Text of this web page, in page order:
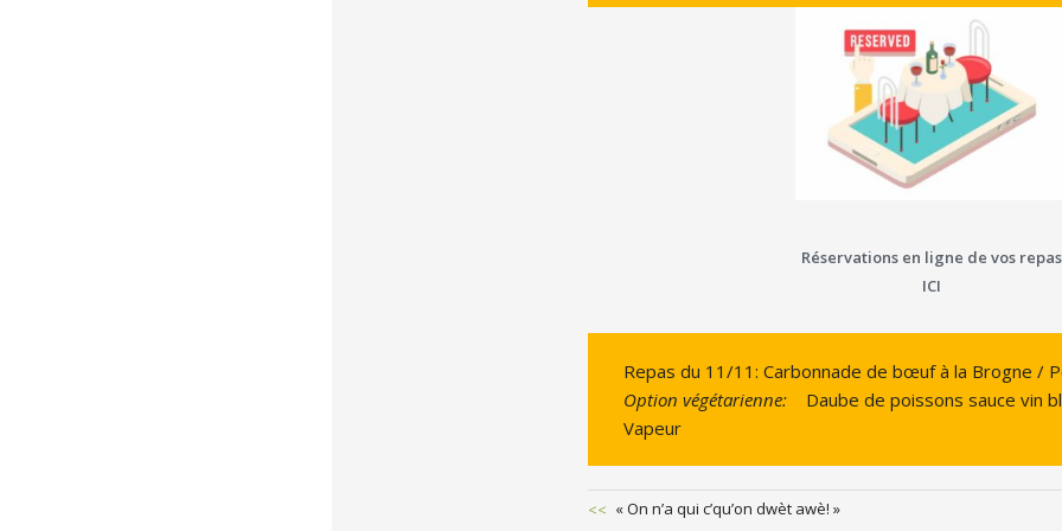
Réservations en ligne de vos repas
ICI
Repas du 11/11: Carbonnade de bœuf à la Brogne /
Option végétarienne:
Daube de poissons sauce vin
Vapeur
Previous
« On n’a qui c’qu’on dwèt awè! »